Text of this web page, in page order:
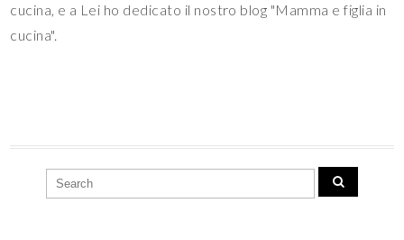
cucina, e a Lei ho dedicato il nostro blog "Mamma e figlia in
cucina".